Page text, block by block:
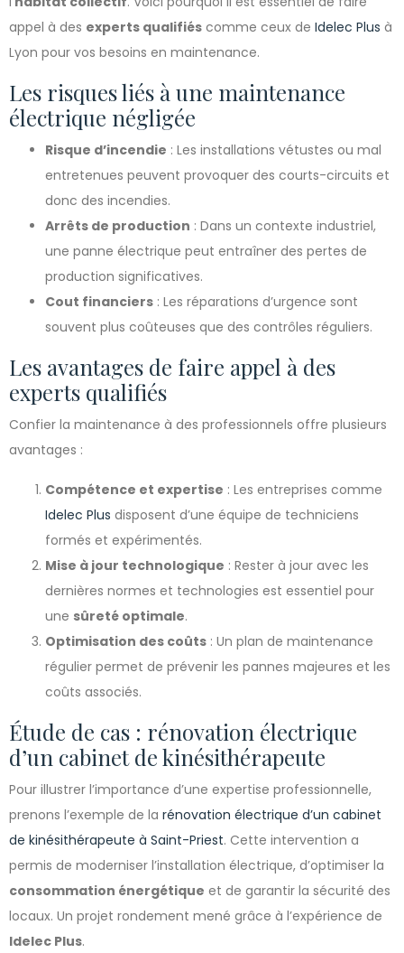
appel à des experts qualifiés comme ceux de Idelec Plus à
Lyon pour vos besoins en maintenance.
Les risques liés à une maintenance
électrique négligée
Risque d’incendie : Les installations vétustes ou mal
entretenues peuvent provoquer des courts-circuits et
donc des incendies.
Arrêts de production : Dans un contexte industriel,
une panne électrique peut entraîner des pertes de
production significatives.
Cout financiers : Les réparations d’urgence sont
souvent plus coûteuses que des contrôles réguliers.
Les avantages de faire appel à des
experts qualifiés
Confier la maintenance à des professionnels offre plusieurs
avantages :
Compétence et expertise : Les entreprises comme
Idelec Plus disposent d’une équipe de techniciens
formés et expérimentés.
Mise à jour technologique : Rester à jour avec les
dernières normes et technologies est essentiel pour
une sûreté optimale.
Optimisation des coûts : Un plan de maintenance
régulier permet de prévenir les pannes majeures et les
coûts associés.
Étude de cas : rénovation électrique
d’un cabinet de kinésithérapeute
Pour illustrer l’importance d’une expertise professionnelle,
prenons l’exemple de la rénovation électrique d’un cabinet
de kinésithérapeute à Saint-Priest. Cette intervention a
permis de moderniser l’installation électrique, d’optimiser la
consommation énergétique et de garantir la sécurité des
locaux. Un projet rondement mené grâce à l’expérience de
Idelec Plus.